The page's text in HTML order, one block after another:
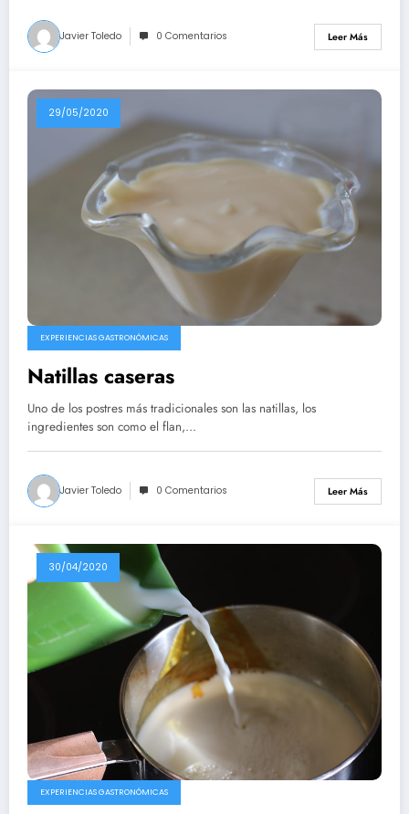
Javier Toledo 0 Comentarios Leer Más
29/05/2020
EXPERIENCIAS GASTRONÓMICAS
Natillas caseras
Uno de los postres más tradicionales son las natillas, los
ingredientes son como el flan,…
Javier Toledo 0 Comentarios Leer Más
30/04/2020
EXPERIENCIAS GASTRONÓMICAS